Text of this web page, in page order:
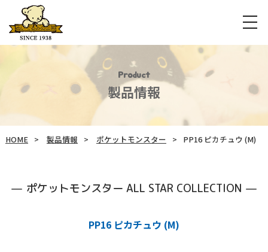
Product
製品情報
HOME 製品情報 ポケットモンスター PP16 ピカチュウ (M)
ポケットモンスター ALL STAR COLLECTION
PP16 ピカチュウ (M)